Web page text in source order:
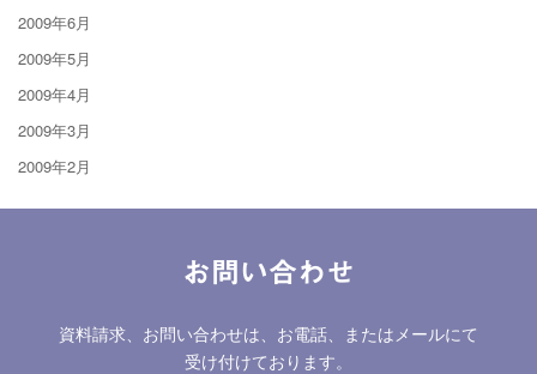
2009年6月
2009年5月
2009年4月
2009年3月
2009年2月
お問い合わせ
資料請求、お問い合わせは、お電話、またはメールにて
受け付けております。